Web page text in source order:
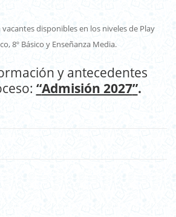
disponibles en los niveles de Play
8º Básico y Enseñanza Media.
y antecedentes
“Admisión 2027”.